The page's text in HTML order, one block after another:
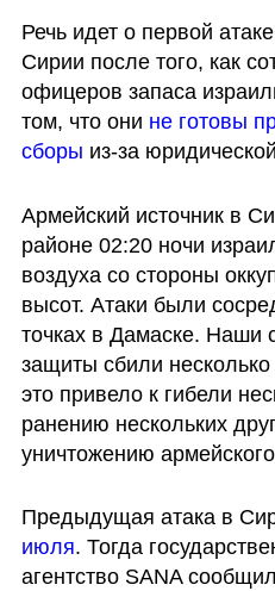
Речь идет о первой
Сирии после того, как
офицеров запаса
том, что они не готовы
сборы из-за
Армейский источник в
районе 02:20 ночи
воздуха со стороны
высот. Атаки были
точках в Дамаске. Наши
защиты сбили несколько
это привело к гибели
ранению нескольких
уничтожению
Предыдущая атака в
июля. Тогда
агентство SANA